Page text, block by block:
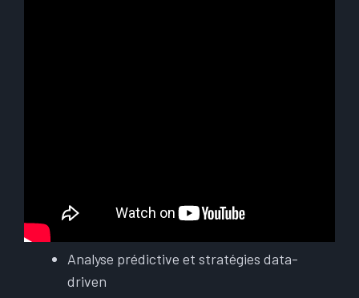
Analyse prédictive et stratégies data-
driven